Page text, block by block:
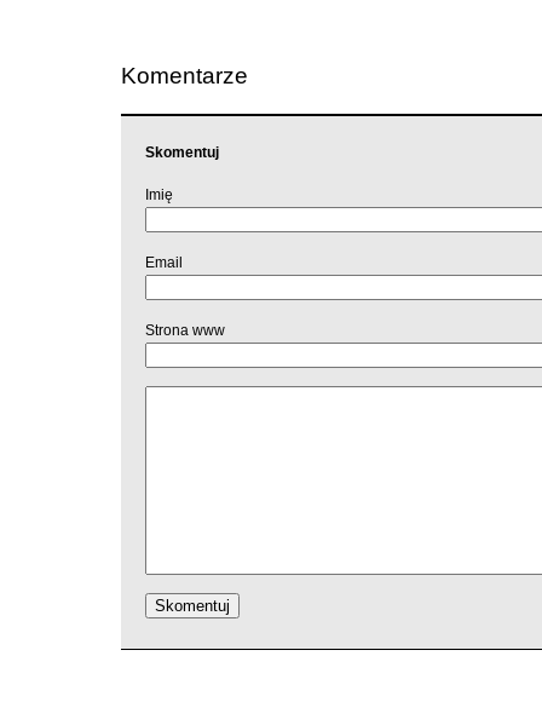
Komentarze
Skomentuj
Imię
Email
Strona www